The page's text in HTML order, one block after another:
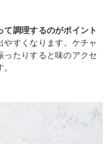
調理するのがポイント
すくなります。ケチャ
ったりすると味のアクセ